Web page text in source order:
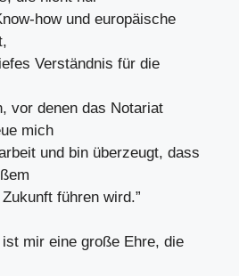
how und europäische
Verständnis für die
vor denen das Notariat
mich
und bin überzeugt, dass
führen wird.”
mir eine große Ehre, die